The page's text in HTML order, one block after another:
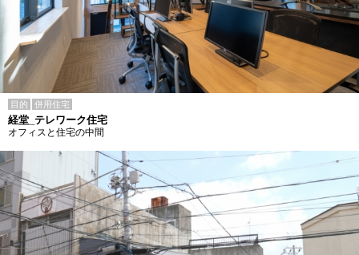
目的 併用住宅
経堂_テレワーク住宅
オフィスと住宅の中間